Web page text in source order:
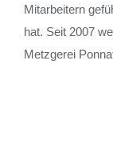
Mitarbeitern
hat. Seit 2007
Metzgerei